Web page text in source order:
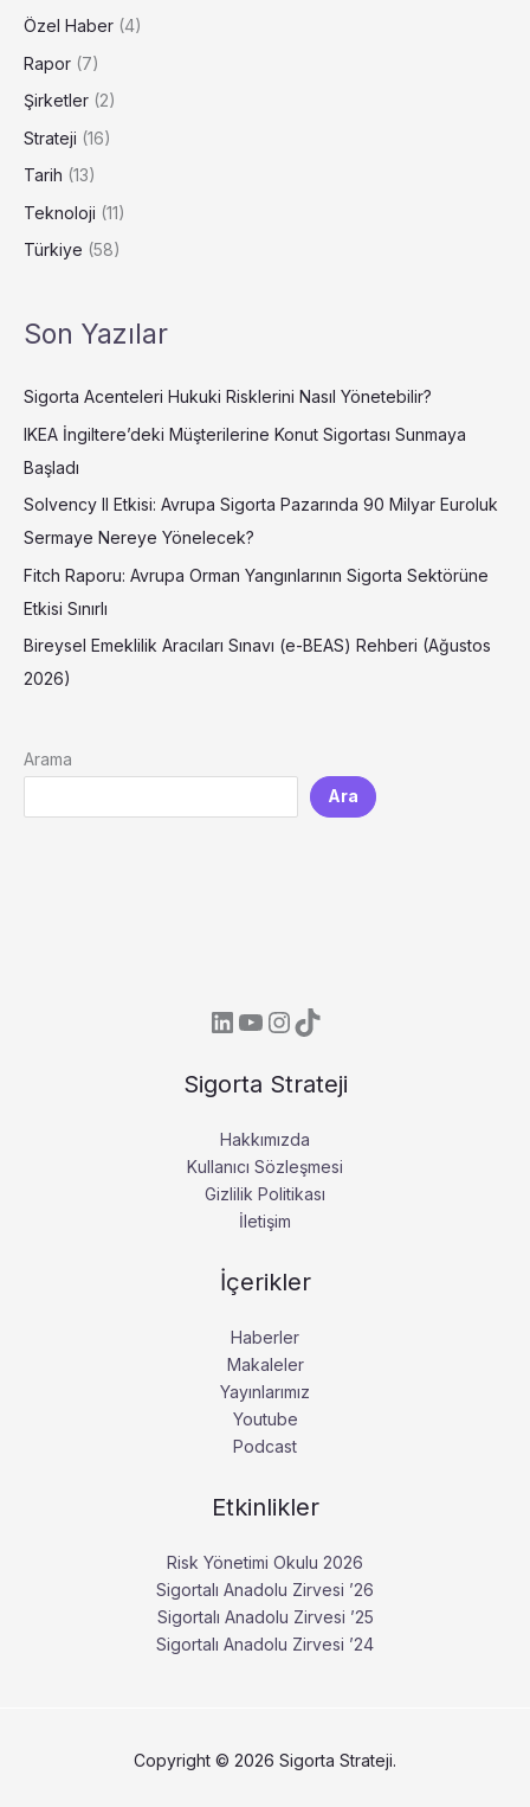
Özel Haber (4)
Rapor (7)
Şirketler (2)
Strateji (16)
Tarih (13)
Teknoloji (11)
Türkiye (58)
Son Yazılar
Sigorta Acenteleri Hukuki Risklerini Nasıl Yönetebilir?
IKEA İngiltere’deki Müşterilerine Konut Sigortası Sunmaya
Başladı
Solvency II Etkisi: Avrupa Sigorta Pazarında 90 Milyar Euroluk
Sermaye Nereye Yönelecek?
Fitch Raporu: Avrupa Orman Yangınlarının Sigorta Sektörüne
Etkisi Sınırlı
Bireysel Emeklilik Aracıları Sınavı (e-BEAS) Rehberi (Ağustos
2026)
Arama
Ara
Sigorta Strateji
Hakkımızda
Kullanıcı Sözleşmesi
Gizlilik Politikası
İletişim
İçerikler
Haberler
Makaleler
Yayınlarımız
Youtube
Podcast
Etkinlikler
Risk Yönetimi Okulu 2026
Sigortalı Anadolu Zirvesi ’26
Sigortalı Anadolu Zirvesi ’25
Sigortalı Anadolu Zirvesi ’24
Copyright © 2026 Sigorta Strateji.